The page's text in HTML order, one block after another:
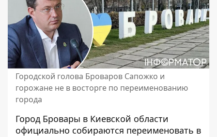
Городской голова Броваров Сапожко и
горожане не в восторге по переименованию
города
Город Бровары в Киевской области
официально собираются переименовать в